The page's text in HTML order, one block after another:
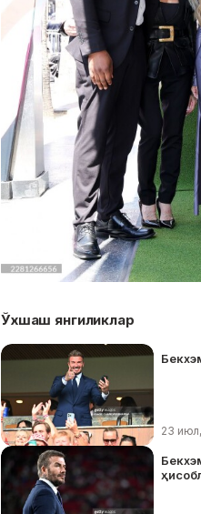
Ўхшаш янгиликлар
23